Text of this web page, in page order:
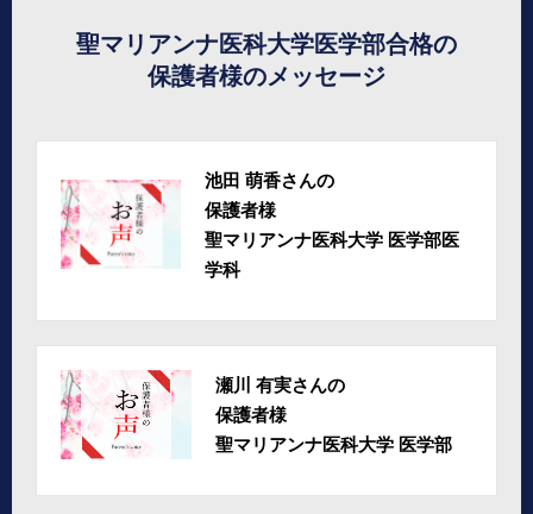
聖マリアンナ医科大学医学部合格の
保護者様のメッセージ
池田 萌香さんの
保護者様
聖マリアンナ医科大学 医学部医
学科
瀬川 有実さんの
保護者様
聖マリアンナ医科大学 医学部